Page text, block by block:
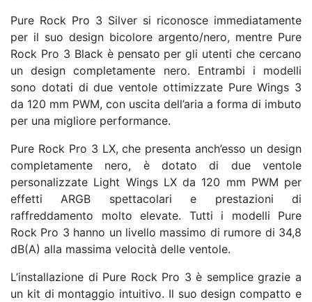
Pure Rock Pro 3 Silver si riconosce immediatamente
per il suo design bicolore argento/nero, mentre Pure
Rock Pro 3 Black è pensato per gli utenti che cercano
un design completamente nero. Entrambi i modelli
sono dotati di due ventole ottimizzate Pure Wings 3
da 120 mm PWM, con uscita dell’aria a forma di imbuto
per una migliore performance.
Pure Rock Pro 3 LX, che presenta anch’esso un design
completamente nero, è dotato di due ventole
personalizzate Light Wings LX da 120 mm PWM per
effetti ARGB spettacolari e prestazioni di
raffreddamento molto elevate. Tutti i modelli Pure
Rock Pro 3 hanno un livello massimo di rumore di 34,8
dB(A) alla massima velocità delle ventole.
L’installazione di Pure Rock Pro 3 è semplice grazie a
un kit di montaggio intuitivo. Il suo design compatto e